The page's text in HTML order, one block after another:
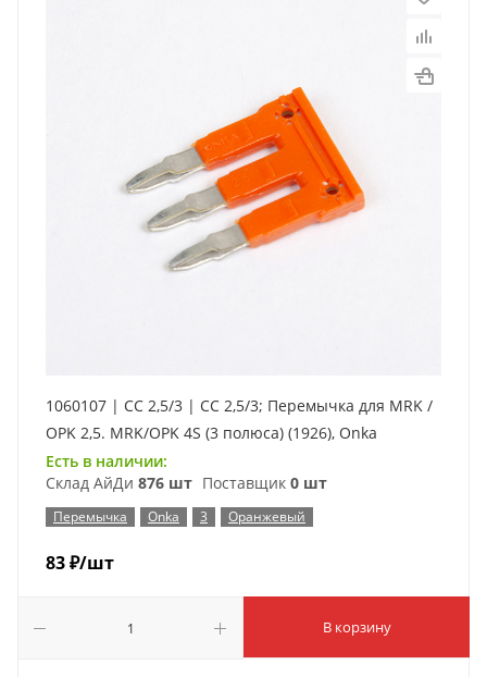
1060107 | CC 2,5/3 | CC 2,5/3; Перемычка для MRK /
OPK 2,5. MRK/OPK 4S (3 полюса) (1926), Onka
Есть в наличии:
Склад АйДи 876 шт Поставщик 0 шт
Перемычка Onka 3 Оранжевый
83₽/шт
В корзину